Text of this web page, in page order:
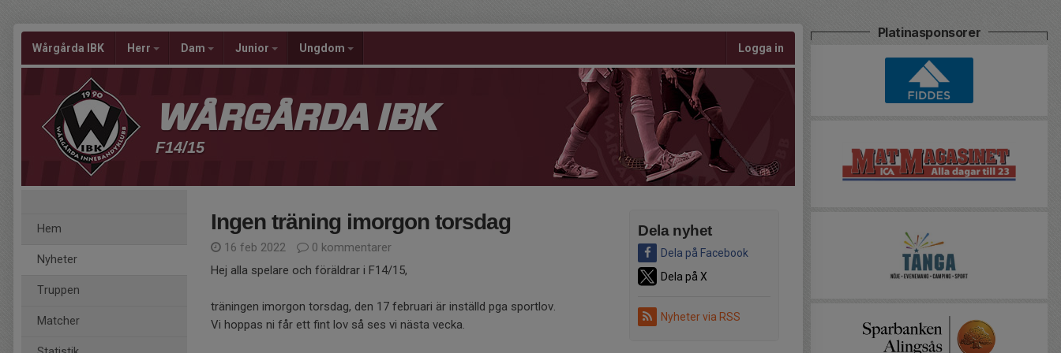
Wårgårda IBK Herr Dam Junior Ungdom Logga in
WÅRGÅRDA IBK
F14/15
Hem
Nyheter
Truppen
Matcher
Dela nyhet
Dela på Facebook
Dela på X
Nyheter via RSS
Ingen träning imorgon torsdag
16 feb 2022
0 kommentarer
Hej alla spelare och föräldrar i F14/15,
träningen imorgon torsdag, den 17 februari är inställd pga sportlov.
Vi hoppas ni får ett fint lov så ses vi nästa vecka.
Platinasponsorer